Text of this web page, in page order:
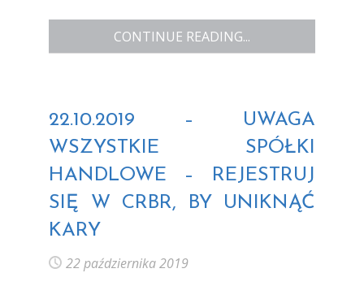
CONTINUE READING...
22.10.2019 – UWAGA
WSZYSTKIE SPÓŁKI
HANDLOWE – REJESTRUJ
SIĘ W CRBR, BY UNIKNĄĆ
KARY
22 października 2019